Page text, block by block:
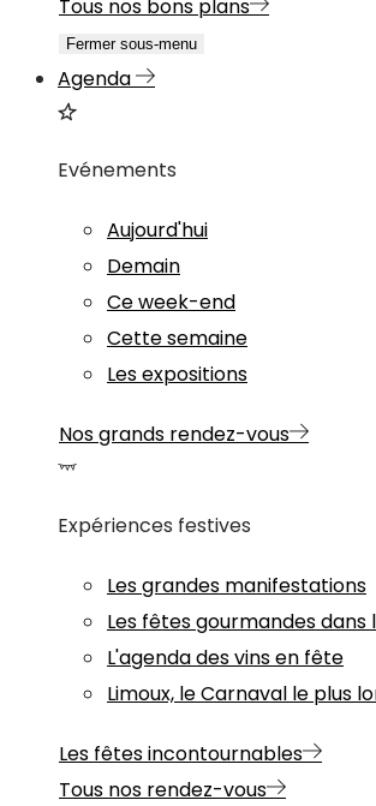
Tous nos bons plans
Fermer sous-menu
Agenda
Evénements
Aujourd'hui
Demain
Ce week-end
Cette semaine
Les expositions
Nos grands rendez-vous
Expériences festives
Les grandes manifestations
Les fêtes gourmandes dans
L'agenda des vins en fête
Limoux, le Carnaval le plus
Les fêtes incontournables
Tous nos rendez-vous